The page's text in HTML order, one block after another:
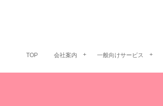
TOP 会社案内 一般向けサービス